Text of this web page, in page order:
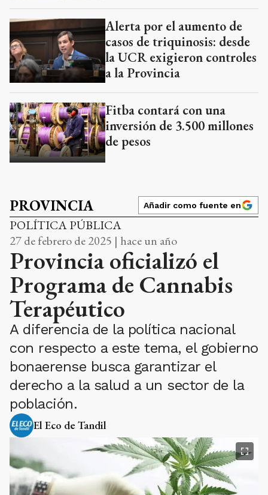
Alerta por el aumento de
casos de triquinosis: desde
la UCR exigieron controles
a la Provincia
Fitba contará con una
inversión de 3.500 millones
de pesos
PROVINCIA Añadir como fuente en
POLÍTICA PÚBLICA
27 de febrero de 2025 | hace un año
Provincia oficializó el
Programa de Cannabis
Terapéutico
A diferencia de la política nacional
con respecto a este tema, el gobierno
bonaerense busca garantizar el
derecho a la salud a un sector de la
población.
El Eco de Tandil